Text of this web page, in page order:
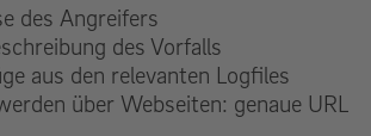
des Angreifers
des Vorfalls
aus den relevanten Logfiles
über Webseiten: genaue URL